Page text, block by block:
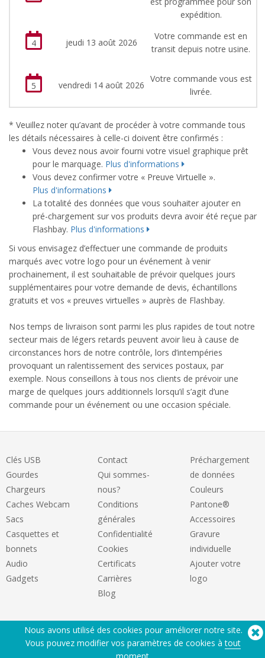
expédition.
4 jeudi 13 août 2026
Votre commande est en
transit depuis notre usine.
5 vendredi 14 août 2026
Votre commande vous est
livrée.
* Veuillez noter qu’avant de procéder à votre commande tous
les détails nécessaires à celle-ci doivent être confirmés :
Vous devez nous avoir fourni votre visuel graphique prêt
pour le marquage. Plus d'informations
Vous devez confirmer votre « Preuve Virtuelle ».
Plus d'informations
La totalité des données que vous souhaiter ajouter en
pré-chargement sur vos produits devra avoir été reçue par
Flashbay. Plus d'informations
Si vous envisagez d’effectuer une commande de produits
marqués avec votre logo pour un événement à venir
prochainement, il est souhaitable de prévoir quelques jours
supplémentaires pour votre demande de devis, échantillons
gratuits et vos « preuves virtuelles » auprès de Flashbay.
Nos temps de livraison sont parmi les plus rapides de tout notre
secteur mais de légers retards peuvent avoir lieu à cause de
circonstances hors de notre contrôle, lors d’intempéries
provoquant un ralentissement des services postaux, par
exemple. Nous conseillons à tous nos clients de prévoir une
marge de quelques jours additionnels lorsqu’il s’agit d’une
commande pour un événement ou une occasion spéciale.
Clés USB
Gourdes
Chargeurs
Caches Webcam
Sacs
Casquettes et
bonnets
Audio
Gadgets
Contact
Qui sommes-
nous?
Conditions
générales
Confidentialité
Cookies
Certificats
Carrières
Blog
Préchargement
de données
Couleurs
Pantone®
Accessoires
Gravure
individuelle
Ajouter votre
logo
Nous avons utilisé des cookies pour améliorer notre site.
Vous pouvez modifier vos paramètres de cookies àtout